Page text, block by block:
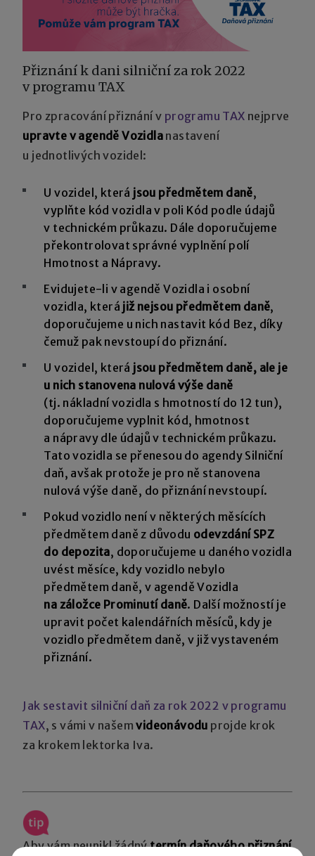
Přiznání k dani silniční za rok 2022
v programu TAX
Pro zpracování přiznání v programu TAX nejprve
upravte v agendě Vozidla nastavení
u jednotlivých vozidel:
U vozidel, která jsou předmětem daně,
vyplňte kód vozidla v poli Kód podle údajů
v technickém průkazu. Dále doporučujeme
překontrolovat správné vyplnění polí
Hmotnost a Nápravy.
Evidujete-li v agendě Vozidla i osobní
vozidla, která již nejsou předmětem daně,
doporučujeme u nich nastavit kód Bez, díky
čemuž pak nevstoupí do přiznání.
U vozidel, která jsou předmětem daně, ale je
u nich stanovena nulová výše daně
(tj. nákladní vozidla s hmotností do 12 tun),
doporučujeme vyplnit kód, hmotnost
a nápravy dle údajů v technickém průkazu.
Tato vozidla se přenesou do agendy Silniční
daň, avšak protože je pro ně stanovena
nulová výše daně, do přiznání nevstoupí.
Pokud vozidlo není v některých měsících
předmětem daně z důvodu odevzdání SPZ
do depozita, doporučujeme u daného vozidla
uvést měsíce, kdy vozidlo nebylo
předmětem daně, v agendě Vozidla
na záložce Prominutí daně. Další možností je
upravit počet kalendářních měsíců, kdy je
vozidlo předmětem daně, v již vystaveném
přiznání.
Jak sestavit silniční daň za rok 2022 v programu
TAX, s vámi v našem videonávodu projde krok
za krokem lektorka Iva.
Aby vám neunikl žádnýtermín daňového přiznání